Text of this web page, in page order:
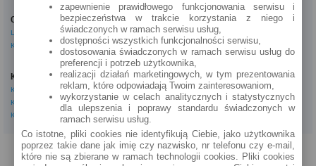
Oszczędzanie
Lokaty
Konta oszczędnościowe
Konta osobiste
Konta osobiste
Konta oszczędnościowe
Konta młodzieżowe
Inne
eBroker Ekstra
Artykuły
Odpowiedzi ekspertów
Porady
Opinie o instytucjach
Tagi
Kalkulator OC AC
Kalkulatory
PROGRAM PARTNERSKI O NAS REKLAMA REGULAMIN
zapewnienie prawidłowego funkcjonowania serwisu i
bezpieczeństwa w trakcie korzystania z niego i
świadczonych w ramach serwisu usług,
dostępności wszystkich funkcjonalności serwisu,
dostosowania świadczonych w ramach serwisu usług do
preferencji i potrzeb użytkownika,
realizacji działań marketingowych, w tym prezentowania
reklam, które odpowiadają Twoim zainteresowaniom,
wykorzystanie w celach analitycznych i statystycznych
dla ulepszenia i poprawy standardu świadczonych w
ramach serwisu usług.
Co istotne, pliki cookies nie identyfikują Ciebie, jako użytkownika
poprzez takie dane jak imię czy nazwisko, nr telefonu czy e-mail,
które nie są zbierane w ramach technologii cookies. Pliki cookies